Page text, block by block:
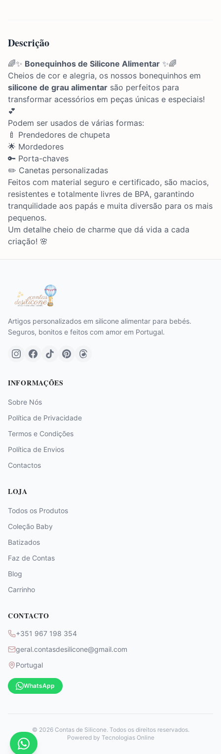
Descrição
🌈✨ Bonequinhos de Silicone Alimentar ✨🌈
Cheios de cor e alegria, os nossos bonequinhos em
silicone de grau alimentar são perfeitos para
transformar acessórios em peças únicas e especiais!
💕
Podem ser usados de várias formas:
🍼 Prendedores de chupeta
🌟 Mordedores
🔑 Porta-chaves
✏️ Canetas personalizadas
Feitos com material seguro e certificado, são macios,
resistentes e totalmente livres de BPA, garantindo
tranquilidade aos papás e muita diversão para os mais
pequenos.
Um detalhe cheio de charme que dá vida a cada
criação! 🌸
Artigos personalizados em silicone alimentar para bebés.
Seguros, bonitos e feitos com amor em Portugal.
INFORMAÇÕES
Sobre Nós
Política de Privacidade
Termos e Condições
Política de Envios
Contactos
LOJA
Todos os Produtos
Coleção Baby
Batizados
Faz de Contas
Blog
Carrinho
CONTACTO
+351 967 198 354
geral.contasdesilicone@gmail.com
Portugal
WhatsApp
© 2026Contas de Silicone. Todos os direitos reservados.
Powered by Tecnologias Online